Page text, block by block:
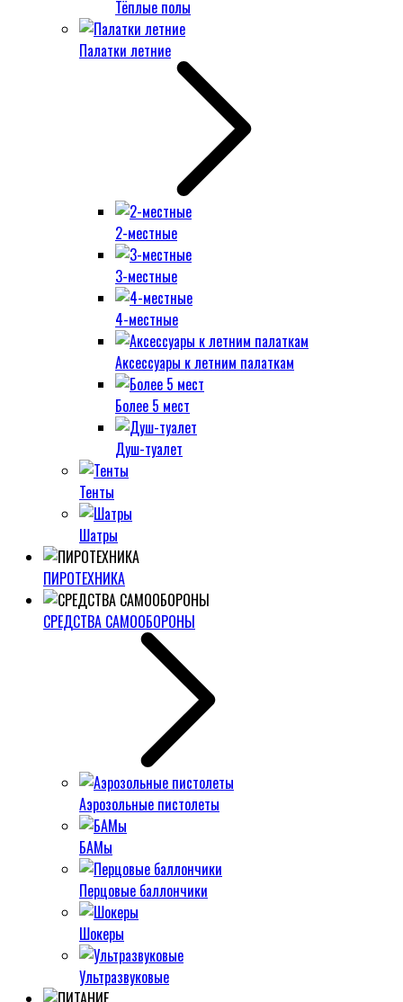
Тёплые полы
Палатки летние
2-местные
3-местные
4-местные
Аксессуары к летним палаткам
Более 5 мест
Душ-туалет
Тенты
Шатры
ПИРОТЕХНИКА
СРЕДСТВА САМООБОРОНЫ
Аэрозольные пистолеты
БАМы
Перцовые баллончики
Шокеры
Ультразвуковые